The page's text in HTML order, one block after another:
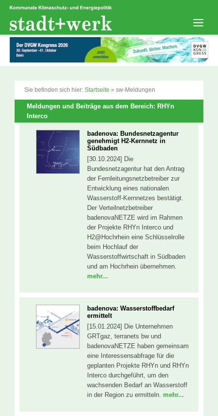
Zum
springen
Sie befinden sich hier: Startseite » sw-Meldungen
Meldungen und Beiträge aus dem Bereich: RHYn
Interco
badenova: Bundesnetzagentur
genehmigt H2-Kernnetz in
Südbaden
[30.10.2024] Die
Bundesnetzagentur hat den Antrag
der Fernleitungsnetzbetreiber zur
Entwicklung eines nationalen
Wasserstoff-Kernnetzes bestätigt.
Der Verteilnetzbetreiber
badenovaNETZE wird im Rahmen
der Projekte RHYn Interco und
H2@Hochrhein eine Schlüsselrolle
beim Hochlauf der
Wasserstoffwirtschaft in Südbaden
und am Hochrhein übernehmen.
mehr...
badenova: Wasserstoffbedarf
ermittelt
[15.01.2024] Die Unternehmen
GRTgaz, terranets bw und
badenovaNETZE haben gemeinsam
eine Interessensabfrage für die
geplanten Projekte RHYn und RHYn
Interco durchgeführt, um den
wachsenden Bedarf an Wasserstoff
in der Region zu ermitteln. mehr...